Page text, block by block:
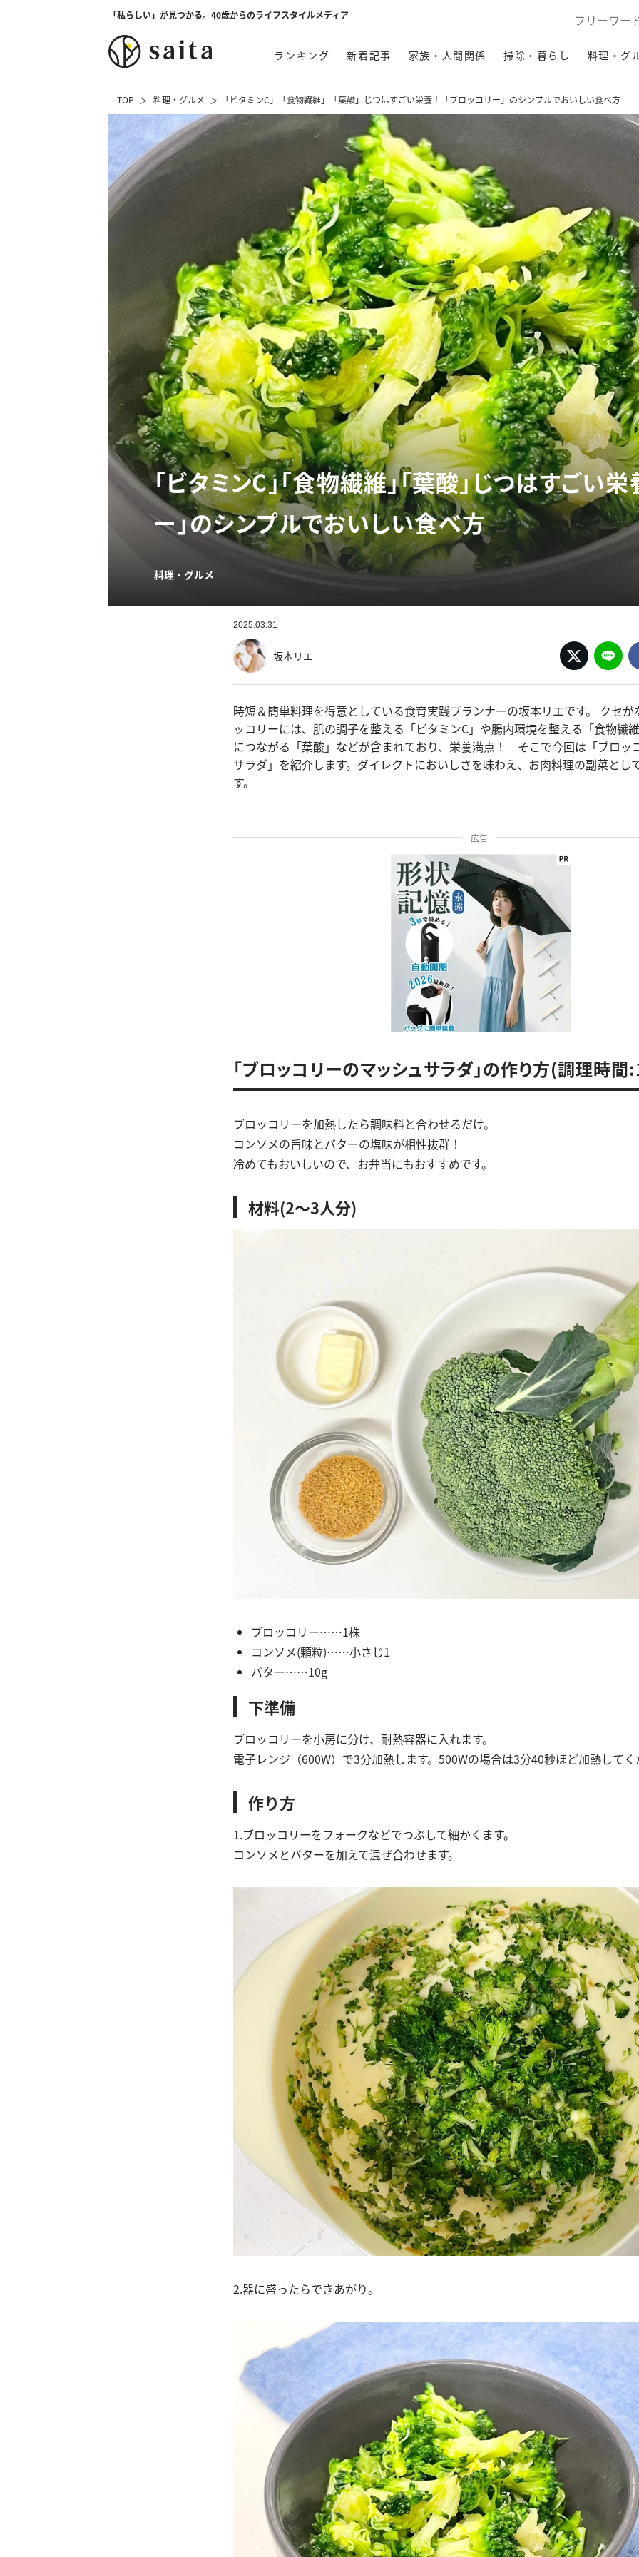
「私らしい」が見つかる。40歳からのライフスタイルメディア
ランキング 新着記事 家族・人間関係 掃除・暮らし 料理・グ
TOP 料理・グルメ 「ビタミンC」「食物繊維」「葉酸」じつはすごい栄養！「ブロッコリー」のシンプルでおいしい食べ方
「ビタミンC」「食物繊維」「葉酸」じつはすごい栄
ー」のシンプルでおいしい食べ方
料理・グルメ
2025.03.31
坂本リエ
時短＆簡単料理を得意としている食育実践プランナーの坂本リエです。 クセ
ッコリーには、肌の調子を整える「ビタミンC」や腸内環境を整える「食物繊
につながる「葉酸」などが含まれており、栄養満点！ そこで今回は「ブロッ
サラダ」を紹介します。ダイレクトにおいしさを味わえ、お肉料理の副菜とし
す。
広告
「ブロッコリーのマッシュサラダ」の作り方(調理時
ブロッコリーを加熱したら調味料と合わせるだけ。
コンソメの旨味とバターの塩味が相性抜群！
冷めてもおいしいので、お弁当にもおすすめです。
材料(2～3人分)
ブロッコリー……1株
コンソメ(顆粒)……小さじ1
バター……10g
下準備
ブロッコリーを小房に分け、耐熱容器に入れます。
電子レンジ（600W）で3分加熱します。500Wの場合は3分40秒ほど加熱して
作り方
1.ブロッコリーをフォークなどでつぶして細かくます。
コンソメとバターを加えて混ぜ合わせます。
2.器に盛ったらできあがり。